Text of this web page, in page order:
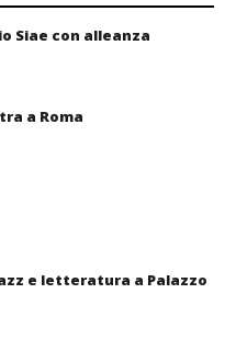
Siae con alleanza
a Roma
e letteratura a Palazzo